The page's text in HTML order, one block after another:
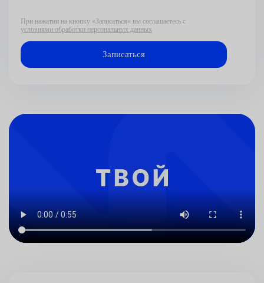
При нажатии на кнопку «Записаться» вы соглашаетесь с
условиями обработки персональных данных